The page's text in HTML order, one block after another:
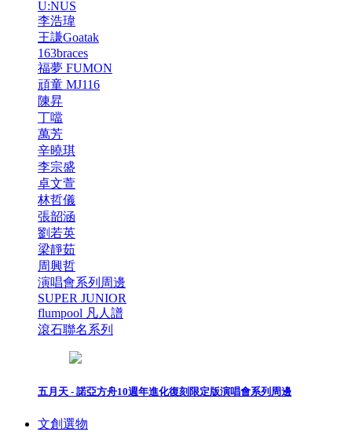
U:NUS
李浩瑋
王謙Goatak
163braces
福夢 FUMON
頑童 MJ116
陳昇
丁噹
萬芳
辛曉琪
李宗盛
卓文萱
林哲儀
張韶涵
劉若英
梁靜茹
周興哲
演唱會系列周邊
SUPER JUNIOR
flumpool 凡人譜
滾石聯名系列
五月天 - 諾亞方舟10週年進化復刻限定版演唱會系列周邊
文創選物